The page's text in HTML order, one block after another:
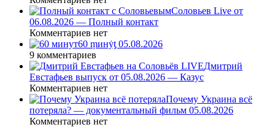
Соловьев Live от
06.08.2026 — Полный контакт
Комментариев нет
60 ṃинẏƫ 05.08.2026
9 комментариев
Дмитрий
Евстафьев выпуск от 05.08.2026 — Казус
Комментариев нет
Почему Украина всё
потеряла? — документальный фильм 05.08.2026
Комментариев нет